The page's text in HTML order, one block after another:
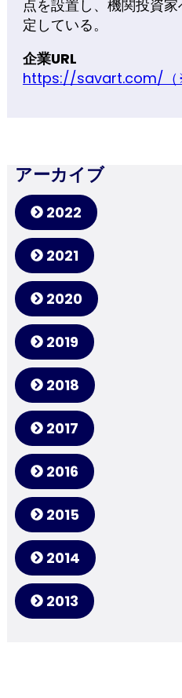
点を設置し、機関投資
定している。
企業URL
https://savart.com/（※
アーカイブ
2022
2021
2020
2019
2018
2017
2016
2015
2014
2013